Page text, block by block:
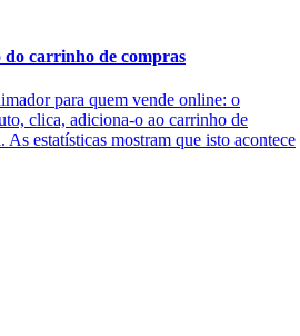
carrinho de compras
para quem vende online: o
clica, adiciona-o ao carrinho de
estatísticas mostram que isto acontece